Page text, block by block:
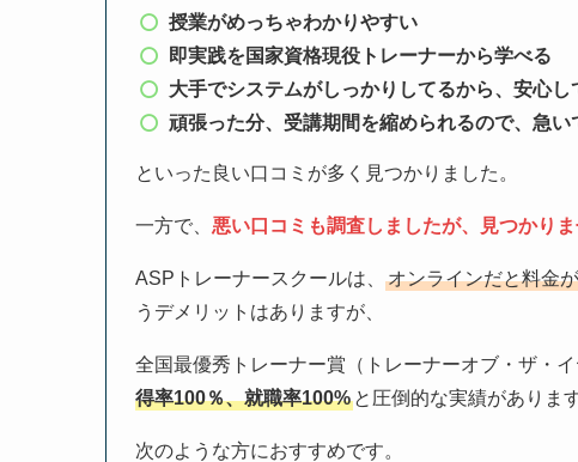
授業がめっちゃわかりやすい
即実践を国家資格現役トレーナーから学べる
大手でシステムがしっかりしてるから、安心し
頑張った分、受講期間を縮められるので、急
といった良い口コミが多く見つかりました。
一方で、 悪い口コミも調査しましたが、見つかり
ASPトレーナースクールは、 オンラインだと料金
うデメリットはありますが、
全国最優秀トレーナー賞（トレーナーオブ・ザ・
得率100％、就職率100% と圧倒的な実績があります
次のような方におすすめです。